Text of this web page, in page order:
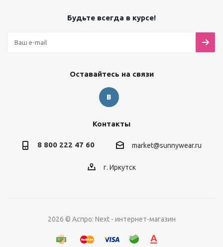
Будьте всегда в курсе!
Оставайтесь на связи
Контакты
8 800 222 47 60 market@sunnywear.ru
г. Иркутск
2026 © Аспро: Next - интернет-магазин